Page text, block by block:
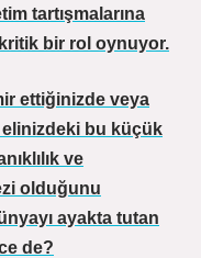
tartışmalarına
bir rol oynuyor.
ettiğinizde veya
elinizdeki bu küçük
ve
olduğunu
ayakta tutan
de?